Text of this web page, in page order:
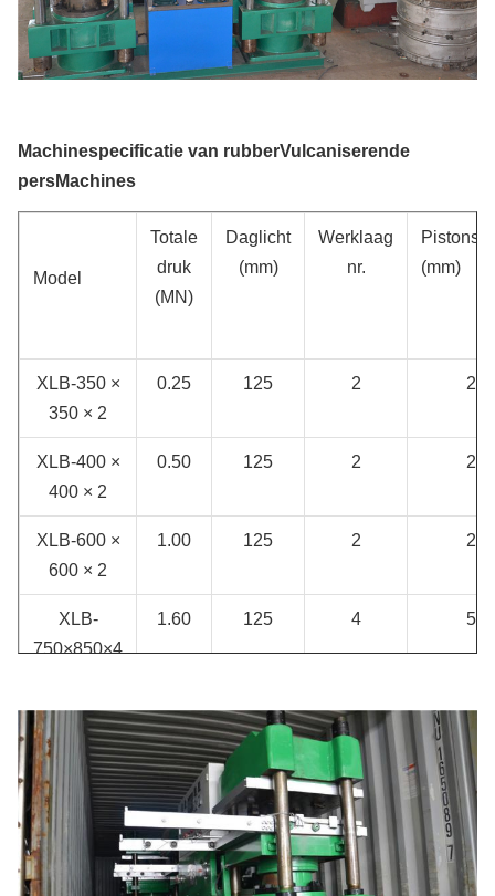
Machinespecificatie van rubberVulcaniserende
persMachines
Model
Totale
druk
(MN)
Daglicht
(mm)
Werklaag
nr.
(mm)
XLB-350 ×
350 × 2
0.25 125 2 250
XLB-400 ×
400 × 2
0.50 125 2 250
XLB-600 ×
600 × 2
1.00 125 2 250
XLB-
750×850×4
1.60 125 4 500
900 × 2
XLB-1200
× 1200 × 1
3.15 300 1 300
XLB-1300
× 2000 × 1
5.60 400 1 400